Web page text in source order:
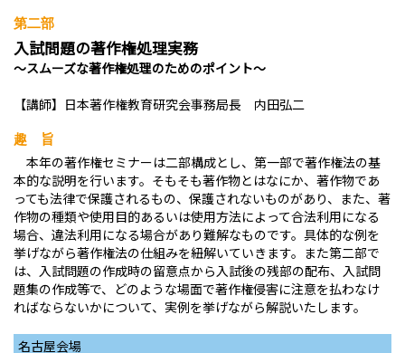
第二部
入試問題の著作権処理実務
～スムーズな著作権処理のためのポイント～
【講師】日本著作権教育研究会事務局長 内田弘二
趣 旨
本年の著作権セミナーは二部構成とし、第一部で著作権法の基
本的な説明を行います。そもそも著作物とはなにか、著作物であ
っても法律で保護されるもの、保護されないものがあり、また、著
作物の種類や使用目的あるいは使用方法によって合法利用になる
場合、違法利用になる場合があり難解なものです。具体的な例を
挙げながら著作権法の仕組みを紐解いていきます。また第二部で
は、入試問題の作成時の留意点から入試後の残部の配布、入試問
題集の作成等で、どのような場面で著作権侵害に注意を払わなけ
ればならないかについて、実例を挙げながら解説いたします。
名古屋会場